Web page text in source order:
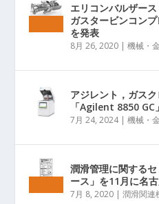
エリコンバルザー
ガスタービンコン
を発表
8月 26, 2020 |機械・
アジレント，ガス
「Agilent 8850 GC
7月 24, 2024|機械・
潤滑管理に関する
ース」を11月に名
7月 8, 2020 |潤滑関連